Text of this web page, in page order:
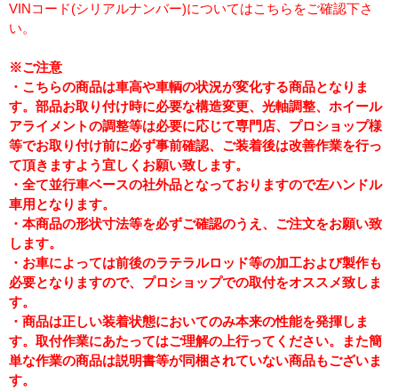
VINコード(シリアルナンバー)についてはこちらをご確認下さ
い。
※ご注意
・こちらの商品は車高や車輌の状況が変化する商品となりま
す。部品お取り付け時に必要な構造変更、光軸調整、ホイール
アライメントの調整等は必要に応じて専門店、プロショップ様
等でお取り付け前に必ず事前確認、ご装着後は改善作業を行っ
て頂きますよう宜しくお願い致します。
・全て並行車ベースの社外品となっておりますので左ハンドル
車用となります。
・本商品の形状寸法等を必ずご確認のうえ、ご注文をお願い致
します。
・お車によっては前後のラテラルロッド等の加工および製作も
必要となりますので、プロショップでの取付をオススメ致しま
す。
・商品は正しい装着状態においてのみ本来の性能を発揮しま
す。取付作業にあたってはご理解の上行ってください。また簡
単な作業の商品は説明書等が同梱されていない商品もございま
す。